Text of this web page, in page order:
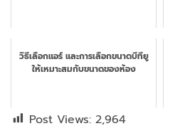
วิธีเลือกแอร์ และการเลือกขนาดบีทียู
ให้เหมาะสมกับขนาดของห้อง
Post Views: 2,964